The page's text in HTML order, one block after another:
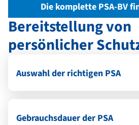
Die komplette PSA-BV
Bereitstellung von
persönlicher
Auswahl der richtigen PSA
Gebrauchsdauer der PSA